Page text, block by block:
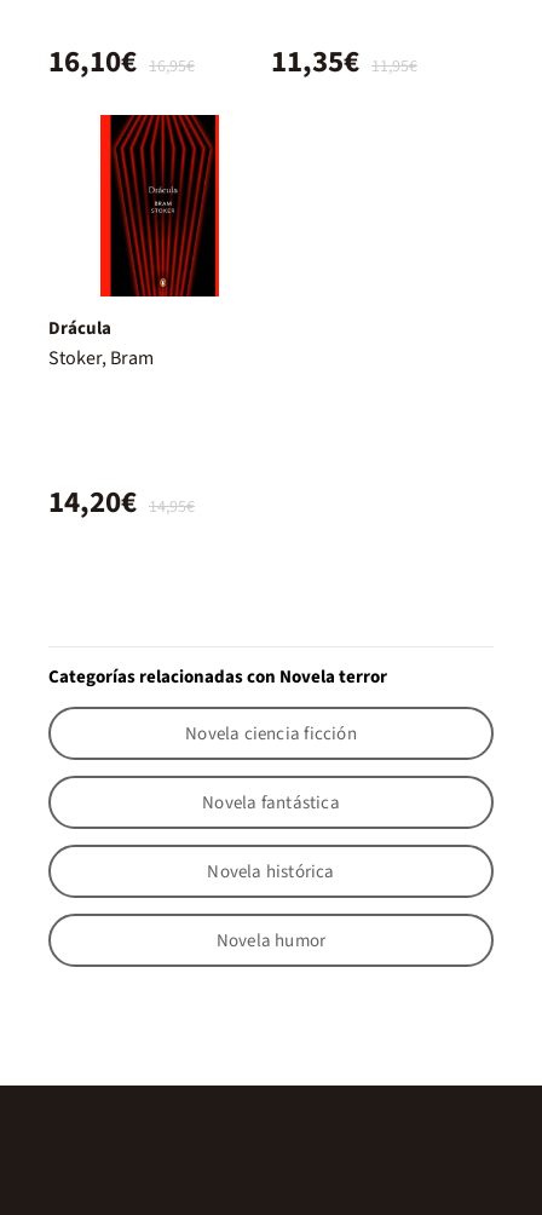
16,95€
16,10€ 11,95€
11,35€
Drácula
Stoker, Bram
14,95€
14,20€
Categorías relacionadas con Novela terror
Novela ciencia ficción
Novela fantástica
Novela histórica
Novela humor